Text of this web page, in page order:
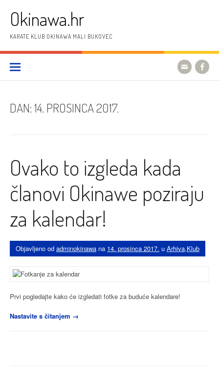
sadržajOkinawa.hr
KARATE KLUB OKINAWA MALI BUKOVEC
DAN: 14. PROSINCA 2017.
Ovako to izgleda kada
članovi Okinawe poziraju
za kalendar!
Objavljeno od adminokinawa na 14. prosinca 2017. u Arhiva,Klub
Prvi pogledajte kako će izgledati fotke za buduće kalendare!
Nastavite s čitanjem “Ovako
→